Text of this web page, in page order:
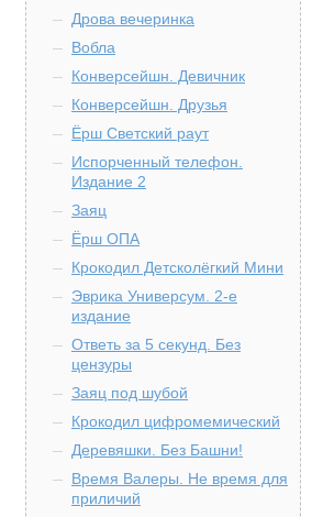
Дрова вечеринка
Вобла
Конверсейшн. Девичник
Конверсейшн. Друзья
Ёрш Светский раут
Испорченный телефон.
Издание 2
Заяц
Ёрш ОПА
Крокодил Детсколёгкий Мини
Эврика Универсум. 2-е
издание
Ответь за 5 секунд. Без
цензуры
Заяц под шубой
Крокодил цифромемический
Деревяшки. Без Башни!
Время Валеры. Не время для
приличий